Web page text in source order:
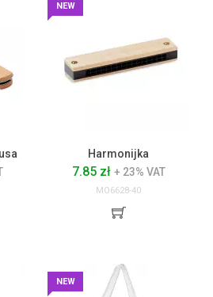
NEW
Harmonijka
7.85 zł + 23% VAT
MO6628-40
NEW